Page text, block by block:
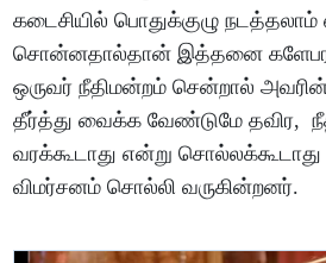
கடைசியில் பொதுக்குழு நடத்தலாம்
சொன்னதால்தான் இத்தனை களேபரம்
ஒருவர் நீதிமன்றம் சென்றால்
தீர்த்து வைக்க வேண்டுமே தவிர,
வரக்கூடாது என்று சொல்லக்கூடாது
விமர்சனம் சொல்லி வருகின்றனர்.